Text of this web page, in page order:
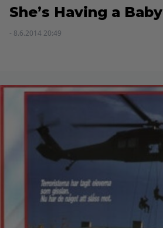
She’s Having a Baby
- 8.6.2014 20:49